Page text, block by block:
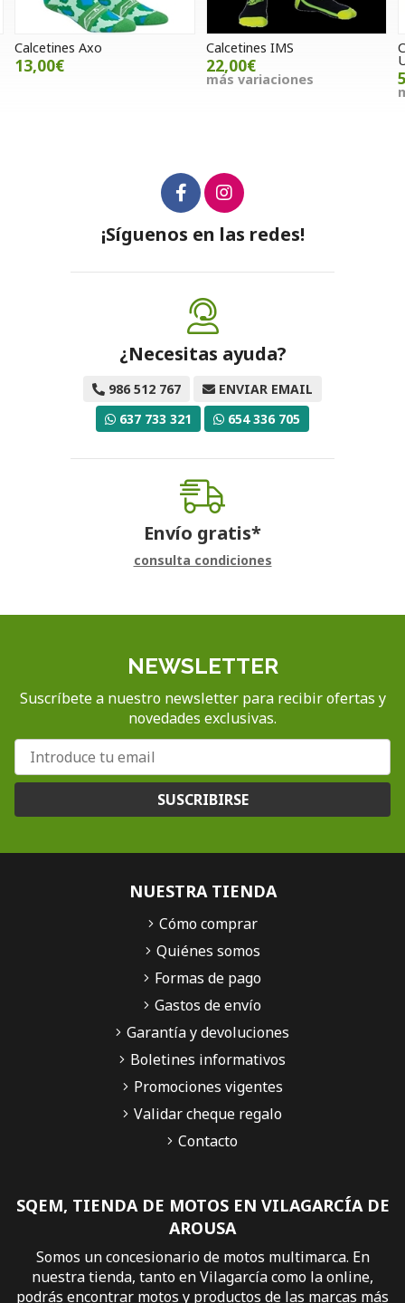
Calcetines IMS
22,00€
Camiseta térmica Hebo
Underwear
53,00€
¡Síguenos en las redes!
¿Necesitas ayuda?
986 512 767
ENVIAR EMAIL
637 733 321
654 336 705
Envío gratis*
consulta condiciones
NEWSLETTER
Suscríbete a nuestro newsletter para recibir ofertas y
novedades exclusivas.
SUSCRIBIRSE
SQEM, TIENDA DE MOTOS EN VILAGARCÍA DE
AROUSA
Somos un concesionario de motos multimarca. En
nuestra tienda, tanto en Vilagarcía como la online,
podrás encontrar motos y productos de las marcas más
NUESTRA TIENDA
Cómo comprar
Quiénes somos
Formas de pago
Gastos de envío
Garantía y devoluciones
Boletines informativos
Promociones vigentes
Validar cheque regalo
Contacto